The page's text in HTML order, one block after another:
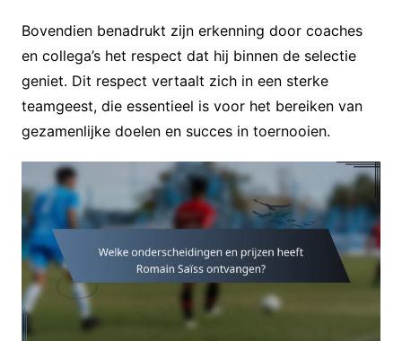
Bovendien benadrukt zijn erkenning door coaches
en collega’s het respect dat hij binnen de selectie
geniet. Dit respect vertaalt zich in een sterke
teamgeest, die essentieel is voor het bereiken van
gezamenlijke doelen en succes in toernooien.